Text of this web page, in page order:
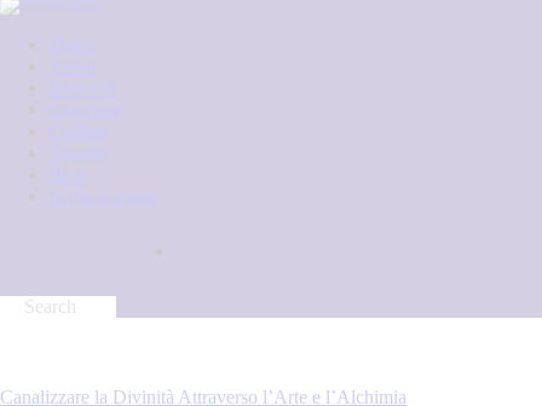
Home
Anelli
Bracciali
Orecchini
Collane
Esauriti
Blog
Il mio account
Canalizzare la Divinità Attraverso l’Arte e l’Alchimia